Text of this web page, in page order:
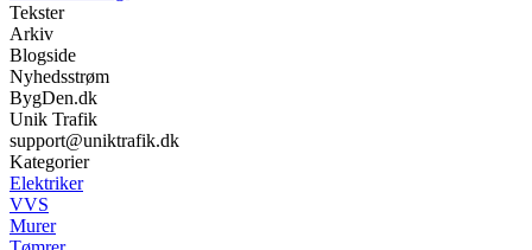
Tekster
Arkiv
Blogside
Nyhedsstrøm
BygDen.dk
Unik Trafik
support@uniktrafik.dk
Kategorier
Elektriker
VVS
Murer